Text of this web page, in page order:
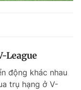
League
động khác nhau
trụ hạng ở V-